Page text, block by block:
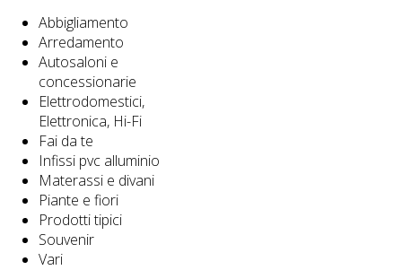
Abbigliamento
Arredamento
Autosaloni e
concessionarie
Elettrodomestici,
Elettronica, Hi-Fi
Fai da te
Infissi pvc alluminio
Materassi e divani
Piante e fiori
Prodotti tipici
Souvenir
Vari